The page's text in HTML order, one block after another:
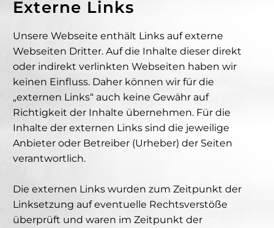
Externe Links
Unsere Webseite enthält Links auf externe
Webseiten Dritter. Auf die Inhalte dieser direkt
oder indirekt verlinkten Webseiten haben wir
keinen Einfluss. Daher können wir für die
„externen Links“ auch keine Gewähr auf
Richtigkeit der Inhalte übernehmen. Für die
Inhalte der externen Links sind die jeweilige
Anbieter oder Betreiber (Urheber) der Seiten
verantwortlich.
Die externen Links wurden zum Zeitpunkt der
Linksetzung auf eventuelle Rechtsverstöße
überprüft und waren im Zeitpunkt der